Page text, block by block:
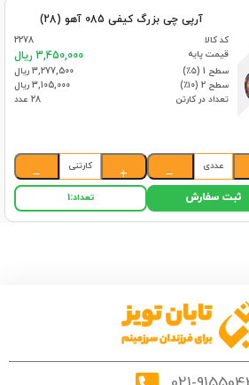
آرپی چی بزرگ کیفی 085 آهو (28)
کد کالا
2278
قیمت پایه
3,450,000 ریال
سطح 1 (۵٪)
3,277,500 ریال
سطح 2 (۱۰٪)
3,105,000 ریال
تعداد در کارتن
28 عدد
عددی
−
+
کارتنی
−
ثبت سفارش تعداد:1